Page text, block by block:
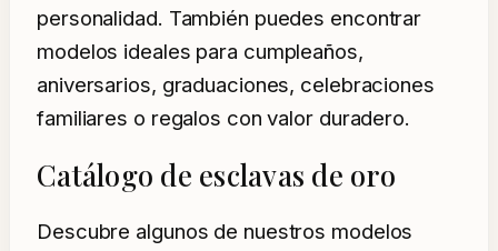
personalidad. También puedes encontrar
modelos ideales para cumpleaños,
aniversarios, graduaciones, celebraciones
familiares o regalos con valor duradero.
Catálogo de esclavas de oro
Descubre algunos de nuestros modelos